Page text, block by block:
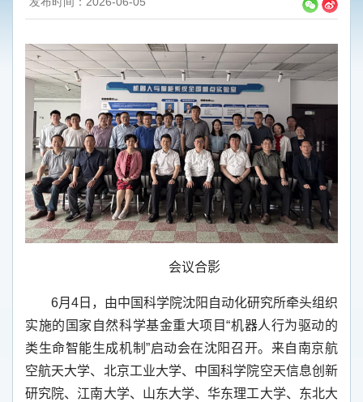
会议合影
6月 4 日，由中国科学院沈阳自动化研究所牵头组织
实施的国家自然科学基金重大项目“机器人行为驱动的
类生命智能生成机制”启动会在沈阳召开。来自南京航
空航天大学、北京工业大学、中国科学院空天信息创新
研究院、江南大学、山东大学、华东理工大学、东北大